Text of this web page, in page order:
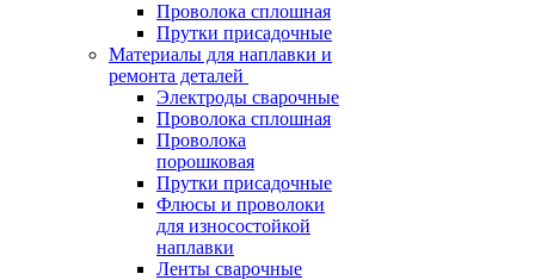
Проволока сплошная
Прутки присадочные
Материалы для наплавки и
ремонта деталей
Электроды сварочные
Проволока сплошная
Проволока
порошковая
Прутки присадочные
Флюсы и проволоки
для износостойкой
наплавки
Ленты сварочные